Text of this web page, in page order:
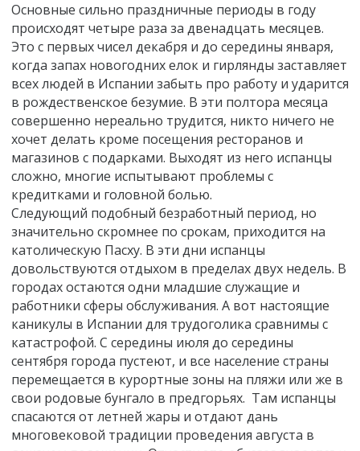
Основные сильно праздничные периоды в году
происходят четыре раза за двенадцать месяцев.
Это с первых чисел декабря и до середины января,
когда запах новогодних елок и гирлянды заставляет
всех людей в Испании забыть про работу и ударится
в рождественское безумие. В эти полтора месяца
совершенно нереально трудится, никто ничего не
хочет делать кроме посещения ресторанов и
магазинов с подарками. Выходят из него испанцы
сложно, многие испытывают проблемы с
кредитками и головной болью.
Следующий подобный безработный период, но
значительно скромнее по срокам, приходится на
католическую Пасху. В эти дни испанцы
довольствуются отдыхом в пределах двух недель. В
городах остаются одни младшие служащие и
работники сферы обслуживания. А вот настоящие
каникулы в Испании для трудоголика сравнимы с
катастрофой. С середины июля до середины
сентября города пустеют, и все население страны
перемещается в курортные зоны на пляжи или же в
свои родовые бунгало в предгорьях. Там испанцы
спасаются от летней жары и отдают дань
многовековой традиции проведения августа в